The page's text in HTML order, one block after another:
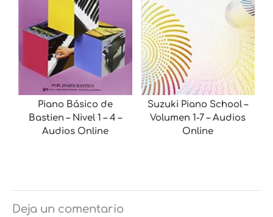
Piano Básico de
Bastien – Nivel 1 – 4 –
Audios Online
Suzuki Piano School –
Volumen 1-7 – Audios
Online
Deja un comentario